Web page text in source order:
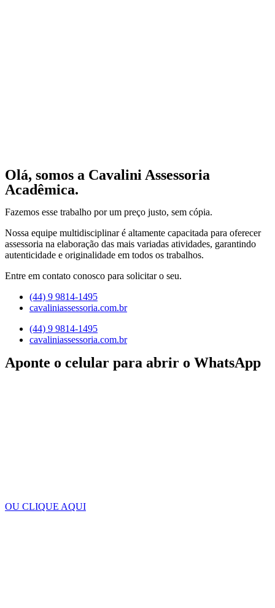
Olá, somos a Cavalini Assessoria
Acadêmica.
Fazemos esse trabalho por um preço justo, sem cópia.
Nossa equipe multidisciplinar é altamente capacitada para oferecer
assessoria na elaboração das mais variadas atividades, garantindo
autenticidade e originalidade em todos os trabalhos.
Entre em contato conosco para solicitar o seu.
(44) 9 9814-1495
cavaliniassessoria.com.br
(44) 9 9814-1495
cavaliniassessoria.com.br
Aponte o celular para abrir o WhatsApp
OU CLIQUE AQUI